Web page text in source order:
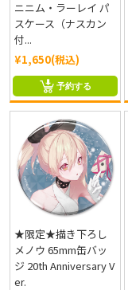
ニニム・ラーレイ パ
スケース（ナスカン
付...
¥1,650(税込)
予約する
★限定★描き下ろし
メノウ 65mm缶バッ
ジ 20th Anniversary V
er.